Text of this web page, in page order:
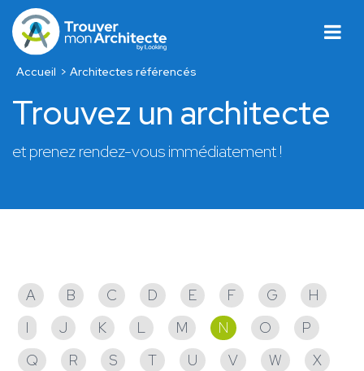
Accueil Architectes référencés
Trouvez un architecte
et prenez rendez-vous immédiatement !
A B C D E F G
H
I
J K L M N O
P
Q
R S T U V W
X